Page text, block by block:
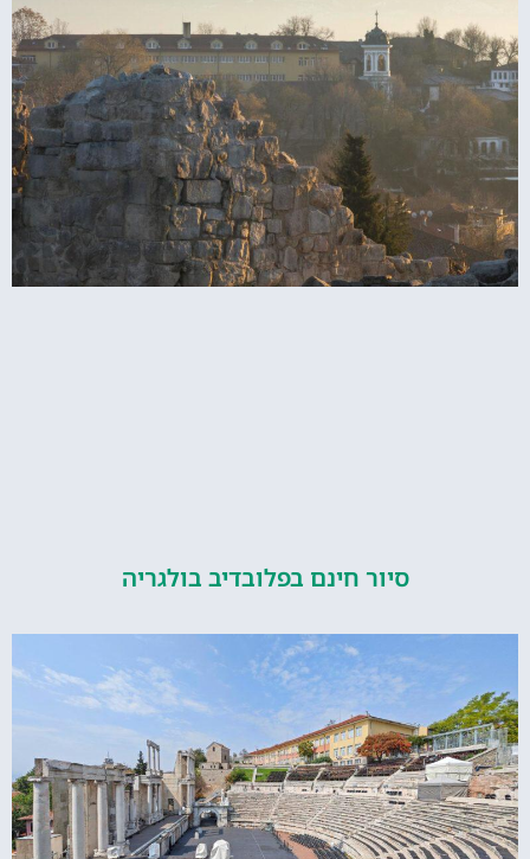
סיור חינם בפלובדיב בולגריה